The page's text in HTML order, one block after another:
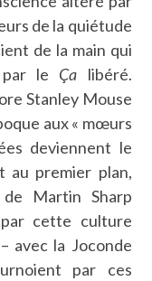
de la quiétude
de la main qui
le Ça libéré.
Stanley Mouse
aux « mœurs
deviennent le
au premier plan,
Martin Sharp
cette culture
avec la Joconde
par ces